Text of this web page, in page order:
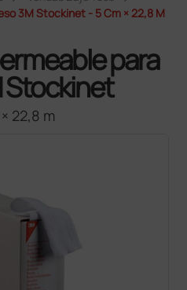
3M Stockinet - 5 Cm × 22,8 M
para
Stockinet
22,8 m